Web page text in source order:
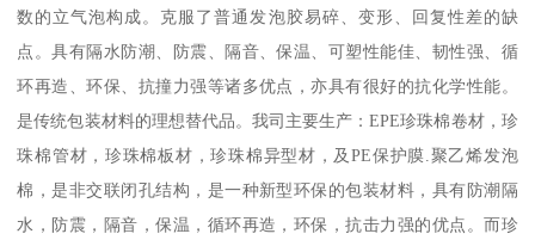
数的立气泡构成。克服了普通发泡胶易碎、变形、回复性差的缺
点。具有隔水防潮、防震、隔音、保温、可塑性能佳、韧性强、循
环再造、环保、抗撞力强等诸多优点，亦具有很好的抗化学性能。
是传统包装材料的理想替代品。我司主要生产：EPE珍珠棉卷材，珍
珠棉管材，珍珠棉板材，珍珠棉异型材，及PE保护膜.聚乙烯发泡
棉，是非交联闭孔结构，是一种新型环保的包装材料，具有防潮隔
水，防震，隔音，保温，循环再造，环保，抗击力强的优点。而珍